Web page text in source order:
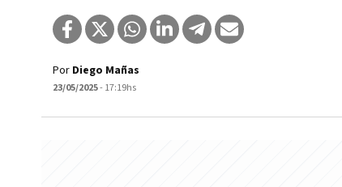
Por Diego Mañas
23/05/2025- 17:19hs